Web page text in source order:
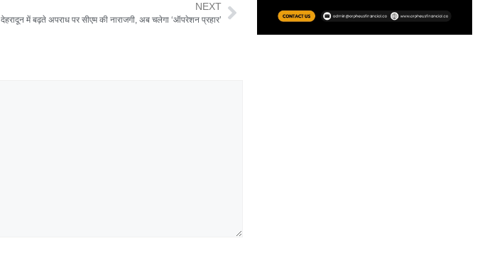
NEXT
देहरादून में बढ़ते अपराध पर सीएम की नाराजगी, अब चलेगा ‘ऑपरेशन प्रहार’